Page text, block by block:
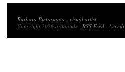
Barbara Pietrasanta - visual artist
Copyright 2026 artlantide · RSS Feed ·Accedi